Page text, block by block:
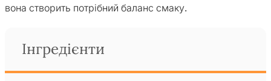
вона створить потрібний баланс смаку.
Інгредієнти